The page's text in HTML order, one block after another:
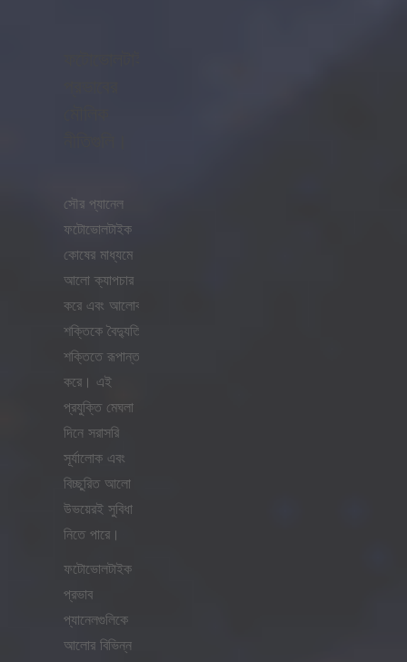
সৌর প্যানেল
ফটোভোলটাইক
কোষের মাধ্যমে
আলো ক্যাপচার
করে এবং আলোক
শক্তিকে বৈদ্যুতিক
শক্তিতে রূপান্তর
করে। এই
প্রযুক্তি মেঘলা
দিনে সরাসরি
সূর্যালোক এবং
বিচ্ছুরিত আলো
উভয়েরই সুবিধা
নিতে পারে।
ফটোভোলটাইক
প্রভাব
প্যানেলগুলিকে
আলোর বিভিন্ন